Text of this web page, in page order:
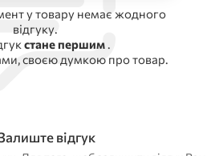
у товару немає жодного
відгуку.
стане першим .
своєю думкою про товар.
відгук